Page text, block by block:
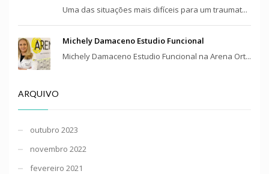
Uma das situações mais difíceis para um traumat...
Michely Damaceno Estudio Funcional
Michely Damaceno Estudio Funcional na Arena Ort...
ARQUIVO
outubro 2023
novembro 2022
fevereiro 2021